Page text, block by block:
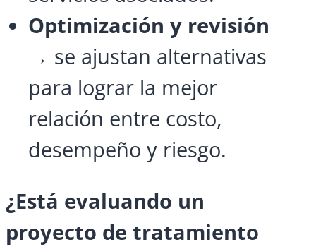
Optimización y revisión
→ se ajustan alternativas
para lograr la mejor
relación entre costo,
desempeño y riesgo.
¿Está evaluando un
proyecto de tratamiento